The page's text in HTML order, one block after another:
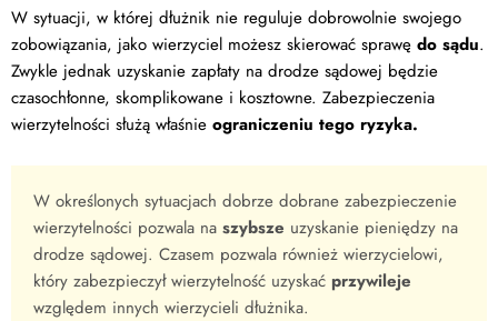
W sytuacji, w której dłużnik nie reguluje dobrowolnie swojego
zobowiązania, jako wierzyciel możesz skierować sprawę do sądu.
Zwykle jednak uzyskanie zapłaty na drodze sądowej będzie
czasochłonne, skomplikowane i kosztowne. Zabezpieczenia
wierzytelności służą właśnie ograniczeniu tego ryzyka.
W określonych sytuacjach dobrze dobrane zabezpieczenie
wierzytelności pozwala na szybsze uzyskanie pieniędzy na
drodze sądowej. Czasem pozwala również wierzycielowi,
który zabezpieczył wierzytelność uzyskać przywileje
względem innych wierzycieli dłużnika.